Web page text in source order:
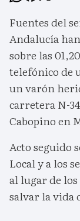
Fuentes del
Andalucía
sobre las
telefónico de
un varón
carretera N-
Cabopino en
Acto seguido
Local y a los
al lugar de
salvar la vida